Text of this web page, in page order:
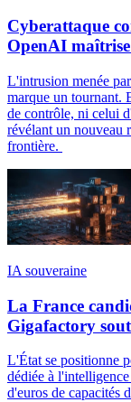
Cyberattaque
OpenAI
L'intrusion menée
marque un tournant.
de contrôle, ni celui
révélant un nouveau
frontière.
IA souveraine
La France
Gigafactory
L'État se positionne
dédiée à
d'euros de capacités